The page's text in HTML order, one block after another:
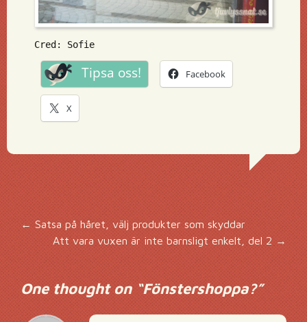
Cred: Sofie
Tipsa oss! Facebook
X
Inläggsnavigering
← Satsa på håret, välj produkter som skyddar
Att vara vuxen är inte barnsligt enkelt, del 2 →
One thought on “Fönstershoppa?”